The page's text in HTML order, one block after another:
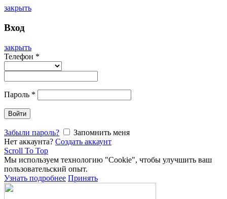
закрыть
Вход
закрыть
Телефон *
Пароль *
Войти
Забыли пароль?
Запомнить меня
Нет аккаунта? Создать аккаунт
Scroll To Top
Мы используем технологию "Cookie", чтобы улучшить ваш
пользовательский опыт.
Узнать подробнее Принять